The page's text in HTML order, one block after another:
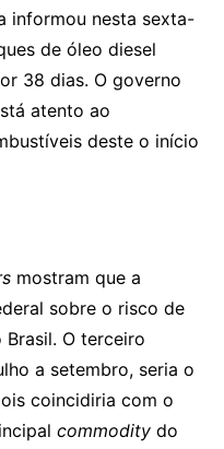
informou nesta sexta-
de óleo diesel
38 dias. O governo
atento ao
deste o início
mostram que a
sobre o risco de
O terceiro
a setembro, seria o
coincidiria com o
commodity do